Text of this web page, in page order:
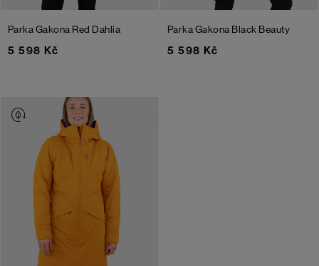
Parka Gakona Red Dahlia
5 598 Kč
Parka Gakona Black Beauty
5 598 Kč